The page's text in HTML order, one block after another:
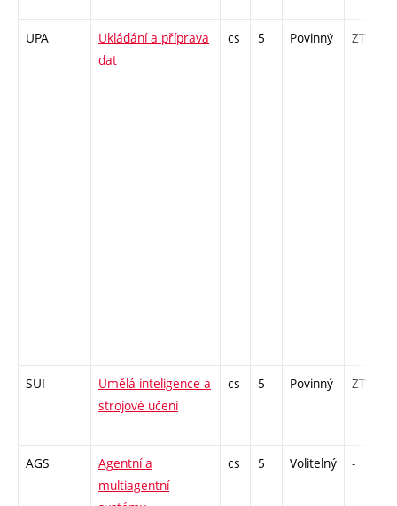
UPA
Ukládání a příprava
dat
cs 5 Povinný ZT
SUI
Umělá inteligence a
strojové učení
cs 5 Povinný ZT
AGS
Agentní a
multiagentní
cs 5 Volitelný -